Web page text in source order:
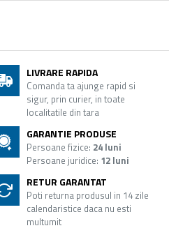
LIVRARE RAPIDA
Comanda ta ajunge rapid si
sigur, prin curier, in toate
localitatile din tara
GARANTIE PRODUSE
Persoane fizice: 24 luni
Persoane juridice: 12 luni
RETUR GARANTAT
Poti returna produsul in 14 zile
calendaristice daca nu esti
multumit